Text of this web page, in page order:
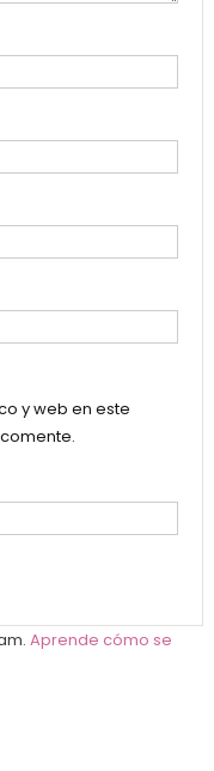
y web en este
Aprende cómo se